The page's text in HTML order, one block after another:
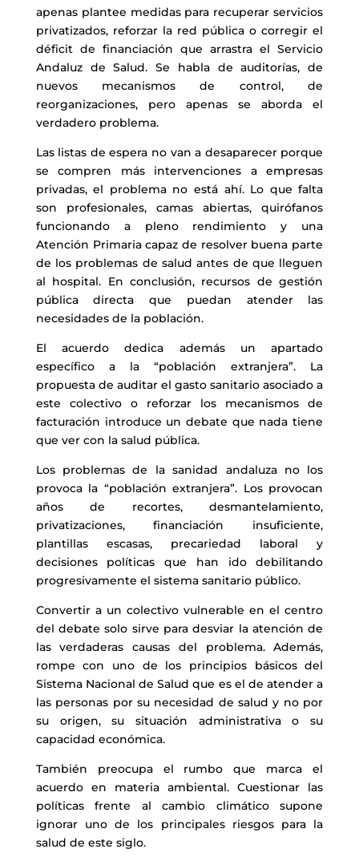
apenas plantee medidas para recuperar servicios
privatizados, reforzar la red pública o corregir el
déficit de financiación que arrastra el Servicio
Andaluz de Salud. Se habla de auditorías, de
nuevos mecanismos de control, de
reorganizaciones, pero apenas se aborda el
verdadero problema.
Las listas de espera no van a desaparecer porque
se compren más intervenciones a empresas
privadas, el problema no está ahí. Lo que falta
son profesionales, camas abiertas, quirófanos
funcionando a pleno rendimiento y una
Atención Primaria capaz de resolver buena parte
de los problemas de salud antes de que lleguen
al hospital. En conclusión, recursos de gestión
pública directa que puedan atender las
necesidades de la población.
El acuerdo dedica además un apartado
específico a la “población extranjera”. La
propuesta de auditar el gasto sanitario asociado a
este colectivo o reforzar los mecanismos de
facturación introduce un debate que nada tiene
que ver con la salud pública.
Los problemas de la sanidad andaluza no los
provoca la “población extranjera”. Los provocan
años de recortes, desmantelamiento,
privatizaciones, financiación insuficiente,
plantillas escasas, precariedad laboral y
decisiones políticas que han ido debilitando
progresivamente el sistema sanitario público.
Convertir a un colectivo vulnerable en el centro
del debate solo sirve para desviar la atención de
las verdaderas causas del problema. Además,
rompe con uno de los principios básicos del
Sistema Nacional de Salud que es el de atender a
las personas por su necesidad de salud y no por
su origen, su situación administrativa o su
capacidad económica.
También preocupa el rumbo que marca el
acuerdo en materia ambiental. Cuestionar las
políticas frente al cambio climático supone
ignorar uno de los principales riesgos para la
salud de este siglo.